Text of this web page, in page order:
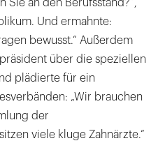
an den Berufsstand?“,
Und ermahnte:
bewusst.“ Außerdem
über die speziellen
plädierte für ein
„Wir brauchen
der
viele kluge Zahnärzte.“